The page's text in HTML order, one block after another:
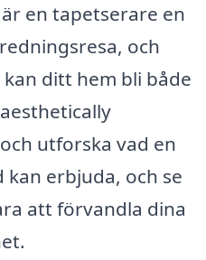
en tapetserare en
och
ditt hem bli både
utforska vad en
erbjuda, och se
att förvandla dina